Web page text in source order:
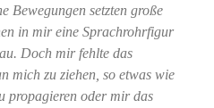
Bewegungen setzten große
in mir eine Sprachrohrfigur
Doch mir fehlte das
mich zu ziehen, so etwas wie
propagieren oder mir das